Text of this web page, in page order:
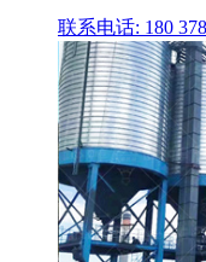
联系电话: 180